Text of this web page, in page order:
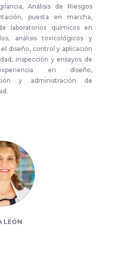
Análisis de Riesgos
puesta en marcha,
laboratorios químicos en
análisis toxicológicos y
diseño, control y aplicación
inspección y ensayos de
en diseño,
y administración de
LEÓN